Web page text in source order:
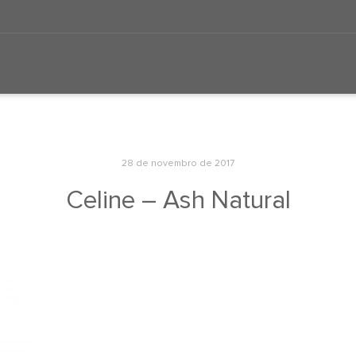
28 de novembro de 2017
Celine – Ash Natural